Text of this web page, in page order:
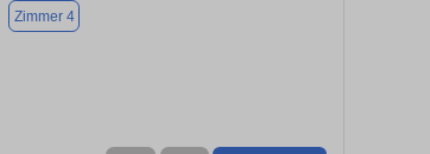
Zimmer 4